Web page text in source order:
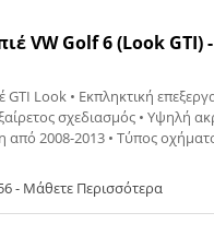
Golf 6 (Look GTI) - 2 Τεμ. -
επεξεργασία από
οχήματος: Golf 6 • Για 3
- Μάθετε Περισσότερα